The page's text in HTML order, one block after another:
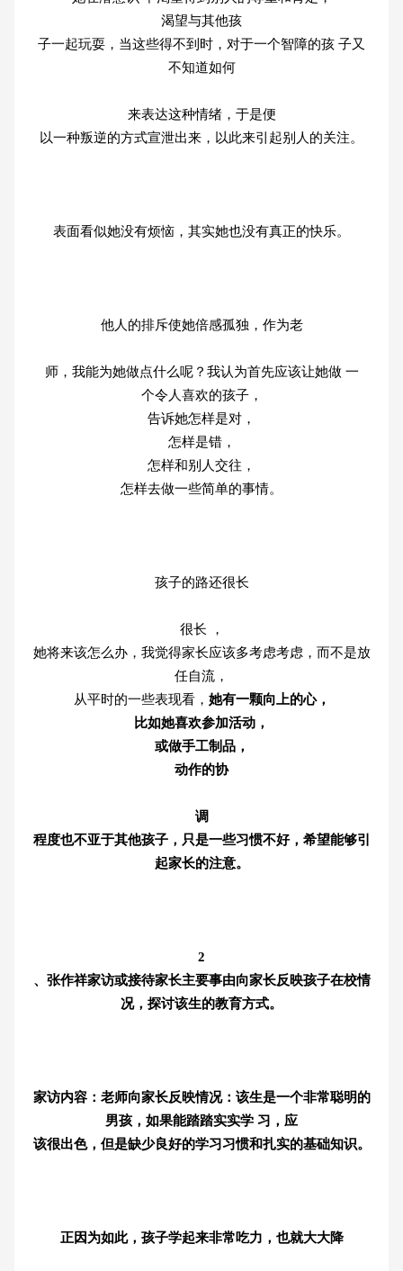
渴望与其他孩
子一起玩耍，当这些得不到时，对于一个智障的孩 子又
不知道如何
来表达这种情绪，于是便
以一种叛逆的方式宣泄出来，以此来引起别人的关注。
表面看似她没有烦恼，其实她也没有真正的快乐。
他人的排斥使她倍感孤独，作为老
师，我能为她做点什么呢？我认为首先应该让她做 一
个令人喜欢的孩子，
告诉她怎样是对，
怎样是错，
怎样和别人交往，
怎样去做一些简单的事情。
孩子的路还很长
很长 ，
她将来该怎么办，我觉得家长应该多考虑考虑，而不是放
任自流，
从平时的一些表现看， 她有一颗向上的心，
比如她喜欢参加活动，
或做手工制品，
动作的协
调
程度也不亚于其他孩子，只是一些习惯不好，希望能够引
起家长的注意。
2
、张作祥家访或接待家长主要事由向家长反映孩子在校情
况，探讨该生的教育方式。
家访内容：老师向家长反映情况：该生是一个非常聪明的
男孩，如果能踏踏实实学 习，应
该很出色，但是缺少良好的学习习惯和扎实的基础知识。
正因为如此，孩子学起来非常吃力，也就大大降